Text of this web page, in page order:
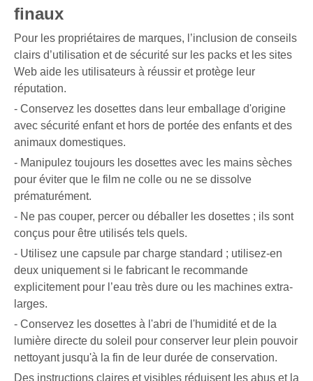
finaux
Pour les propriétaires de marques, l’inclusion de conseils
clairs d’utilisation et de sécurité sur les packs et les sites
Web aide les utilisateurs à réussir et protège leur
réputation.
- Conservez les dosettes dans leur emballage d'origine
avec sécurité enfant et hors de portée des enfants et des
animaux domestiques.
- Manipulez toujours les dosettes avec les mains sèches
pour éviter que le film ne colle ou ne se dissolve
prématurément.
- Ne pas couper, percer ou déballer les dosettes ; ils sont
conçus pour être utilisés tels quels.
- Utilisez une capsule par charge standard ; utilisez-en
deux uniquement si le fabricant le recommande
explicitement pour l’eau très dure ou les machines extra-
larges.
- Conservez les dosettes à l'abri de l'humidité et de la
lumière directe du soleil pour conserver leur plein pouvoir
nettoyant jusqu'à la fin de leur durée de conservation.
Des instructions claires et visibles réduisent les abus et la